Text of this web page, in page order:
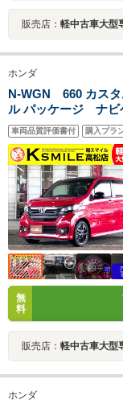
販売店： 軽中古車大
ホンダ
N-WGN 660 カスタ
ル パッケージ ナビ
イブレコーダー/スマ
コントロール/衝突被
プ/HIDヘッドライト/
車両品質評価書付 購入プラ
無
料
販売店： 軽中古車大
ホンダ